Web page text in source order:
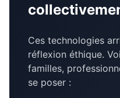
Ces technologies
réflexion éthique.
familles,
se poser :